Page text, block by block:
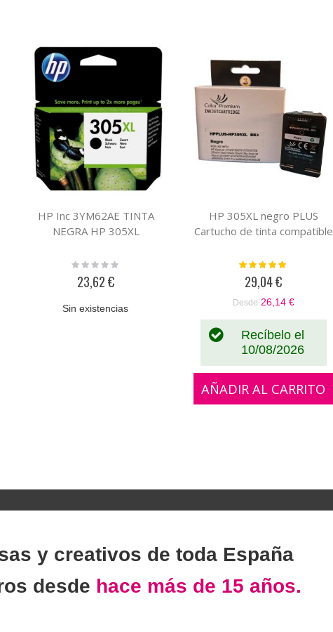
HP Inc 3YM62AE TINTA
NEGRA HP 305XL
Rating:
23,62 €
Sin existencias
HP 305XL negro PLUS
Cartucho de tinta compatible
Valoración:
29,04 €
Desde 26,14 €
Recíbelo el
10/08/2026
AÑADIR AL CARRITO
y creativos de toda España
desde hace más de 15 años.